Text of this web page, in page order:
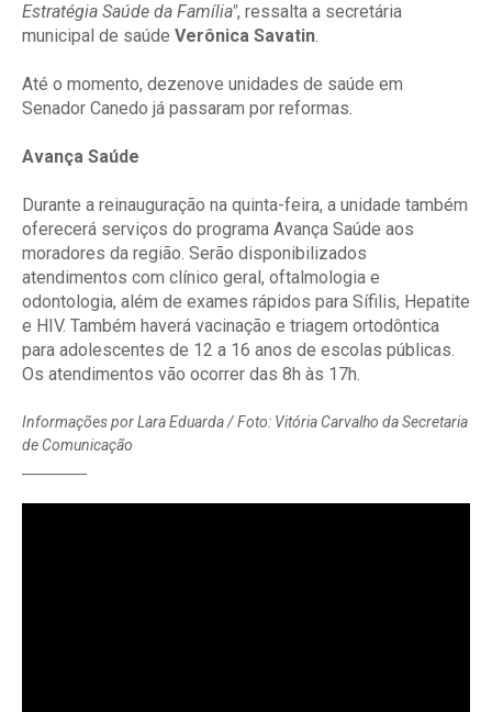
Estratégia Saúde da Família", ressalta a secretária
municipal de saúde Verônica Savatin.
Até o momento, dezenove unidades de saúde em
Senador Canedo já passaram por reformas.
Avança Saúde
Durante a reinauguração na quinta-feira, a unidade também
oferecerá serviços do programa Avança Saúde aos
moradores da região. Serão disponibilizados
atendimentos com clínico geral, oftalmologia e
odontologia, além de exames rápidos para Sífilis, Hepatite
e HIV. Também haverá vacinação e triagem ortodôntica
para adolescentes de 12 a 16 anos de escolas públicas.
Os atendimentos vão ocorrer das 8h às 17h.
Informações por Lara Eduarda / Foto: Vitória Carvalho da Secretaria
de Comunicação